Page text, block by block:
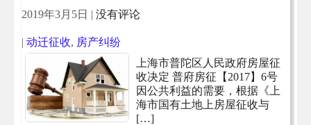
2019年3月5日 | 没有评论
| 动迁征收, 房产纠纷
上海市普陀区人民政府房屋征
收决定 普府房征【2017】6号
因公共利益的需要，根据《上
海市国有土地上房屋征收与
[…]